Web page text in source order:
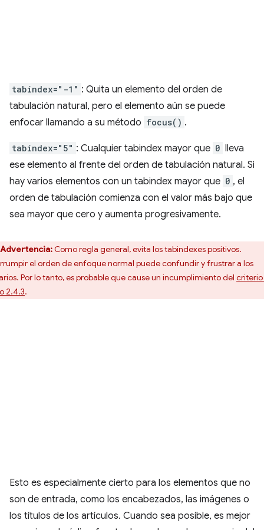
tabindex="-1" : Quita un elemento del orden de
tabulación natural, pero el elemento aún se puede
enfocar llamando a su método focus() .
tabindex="5" : Cualquier tabindex mayor que 0 lleva
ese elemento al frente del orden de tabulación natural. Si
hay varios elementos con un tabindex mayor que 0 , el
orden de tabulación comienza con el valor más bajo que
sea mayor que cero y aumenta progresivamente.
Advertencia:Como regla general, evita los tabindexes positivos.
el orden de enfoque normal puede confundir y frustrar a los
Por lo tanto, es probable que cause un incumplimiento del
2.4.3.
Esto es especialmente cierto para los elementos que no
son de entrada, como los encabezados, las imágenes o
los títulos de los artículos. Cuando sea posible, es mejor